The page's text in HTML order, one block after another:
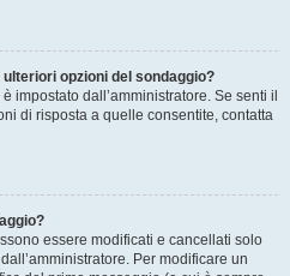
opzioni del sondaggio?
impostato dall’amministratore. Se senti il
di risposta a quelle consentite, contatta
essere modificati e cancellati solo
Per modificare un